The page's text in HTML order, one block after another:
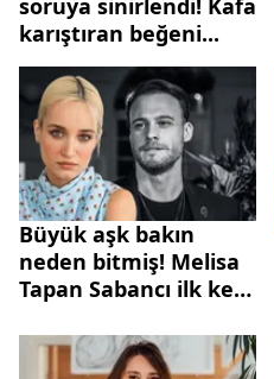
soruya sinirlendi! Kafa
karıştıran beğeni...
Büyük aşk bakın
neden bitmiş! Melisa
Tapan Sabancı ilk kez